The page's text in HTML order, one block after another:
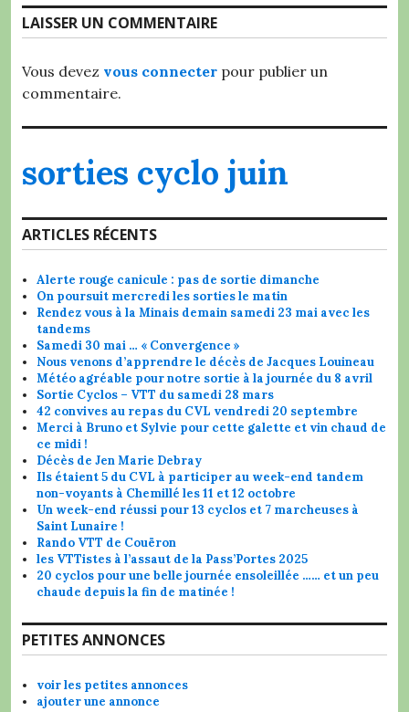
LAISSER UN COMMENTAIRE
Vous devez vous connecter pour publier un
commentaire.
sorties cyclo juin
ARTICLES RÉCENTS
Alerte rouge canicule : pas de sortie dimanche
On poursuit mercredi les sorties le matin
Rendez vous à la Minais demain samedi 23 mai avec les
tandems
Samedi 30 mai … « Convergence »
Nous venons d’apprendre le décès de Jacques Louineau
Météo agréable pour notre sortie à la journée du 8 avril
Sortie Cyclos – VTT du samedi 28 mars
42 convives au repas du CVL vendredi 20 septembre
Merci à Bruno et Sylvie pour cette galette et vin chaud de
ce midi !
Décès de Jen Marie Debray
Ils étaient 5 du CVL à participer au week-end tandem
non-voyants à Chemillé les 11 et 12 octobre
Un week-end réussi pour 13 cyclos et 7 marcheuses à
Saint Lunaire !
Rando VTT de Couëron
les VTTistes à l’assaut de la Pass’Portes 2025
20 cyclos pour une belle journée ensoleillée …… et un peu
chaude depuis la fin de matinée !
PETITES ANNONCES
voir les petites annonces
ajouter une annonce